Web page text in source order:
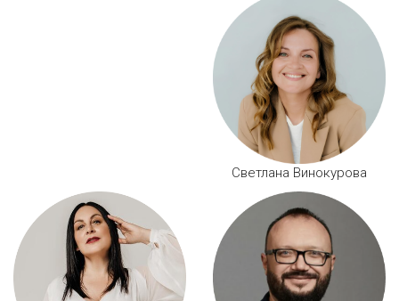
Светлана Винокурова